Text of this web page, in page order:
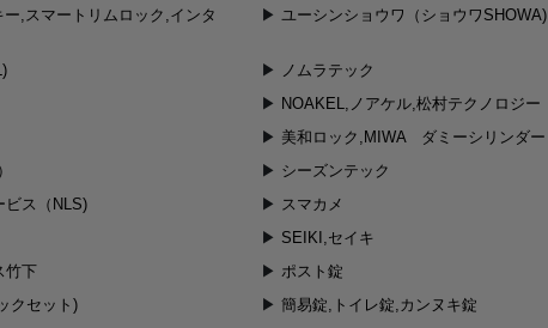
ー,スマートリムロック,インタ
ユーシンショウワ（ショウワSHOWA)
ノムラテック
NOAKEL,ノアケル,松村テクノロジー
美和ロック,MIWA ダミーシリンダー
シーズンテック
ビス（NLS) スマカメ
SEIKI,セイキ
竹下 ポスト錠
クセット) 簡易錠,トイレ錠,カンヌキ錠